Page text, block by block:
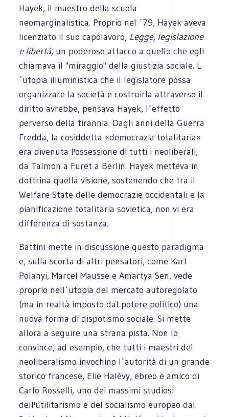
Hayek, il maestro della scuola
neomarginalistica. Proprio nel ´79, Hayek aveva
licenziato il suo capolavoro, Legge, legislazione
e libertà, un poderoso attacco a quello che egli
chiamava il "miraggio" della giustizia sociale. L
´utopia illuministica che il legislatore possa
organizzare la società e costruirla attraverso il
diritto avrebbe, pensava Hayek, l´effetto
perverso della tirannia. Dagli anni della Guerra
Fredda, la cosiddetta «democrazia totalitaria»
era divenuta l'ossessione di tutti i neoliberali,
da Talmon a Furet a Berlin. Hayek metteva in
dottrina quella visione, sostenendo che tra il
Welfare State delle democrazie occidentali e la
pianificazione totalitaria sovietica, non vi era
differenza di sostanza.
Battini mette in discussione questo paradigma
e, sulla scorta di altri pensatori, come Karl
Polanyi, Marcel Mausse e Amartya Sen, vede
proprio nell´utopia del mercato autoregolato
(ma in realtà imposto dal potere politico) una
nuova forma di dispotismo sociale. Si mette
allora a seguire una strana pista. Non lo
convince, ad esempio, che tutti i maestri del
neoliberalismo invochino l´autorità di un grande
storico francese, Elie Halévy, ebreo e amico di
Carlo Rosselli, uno dei massimi studiosi
dell'utilitarismo e del socialismo europeo dal